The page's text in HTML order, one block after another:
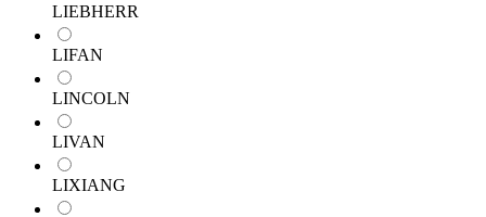
LIEBHERR
LIFAN
LINCOLN
LIVAN
LIXIANG